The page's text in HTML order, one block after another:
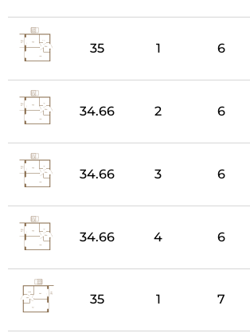
35 1 6
34.66 2 6
34.66 3 6
34.66 4 6
35 1 7